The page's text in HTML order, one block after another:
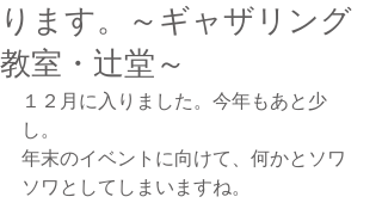
ります。～ギャザリング
教室・辻堂～
１２月に入りました。今年もあと少
し。
年末のイベントに向けて、何かとソワ
ソワとしてしまいますね。